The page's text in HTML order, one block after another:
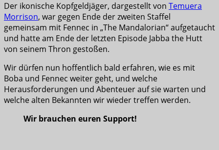
Der ikonische Kopfgeldjäger, dargestellt von Temuera
Morrison, war gegen Ende der zweiten Staffel
gemeinsam mit Fennec in „The Mandalorian“ aufgetaucht
und hatte am Ende der letzten Episode Jabba the Hutt
von seinem Thron gestoßen.
Wir dürfen nun hoffentlich bald erfahren, wie es mit
Boba und Fennec weiter geht, und welche
Herausforderungen und Abenteuer auf sie warten und
welche alten Bekannten wir wieder treffen werden.
Wir brauchen euren Support!